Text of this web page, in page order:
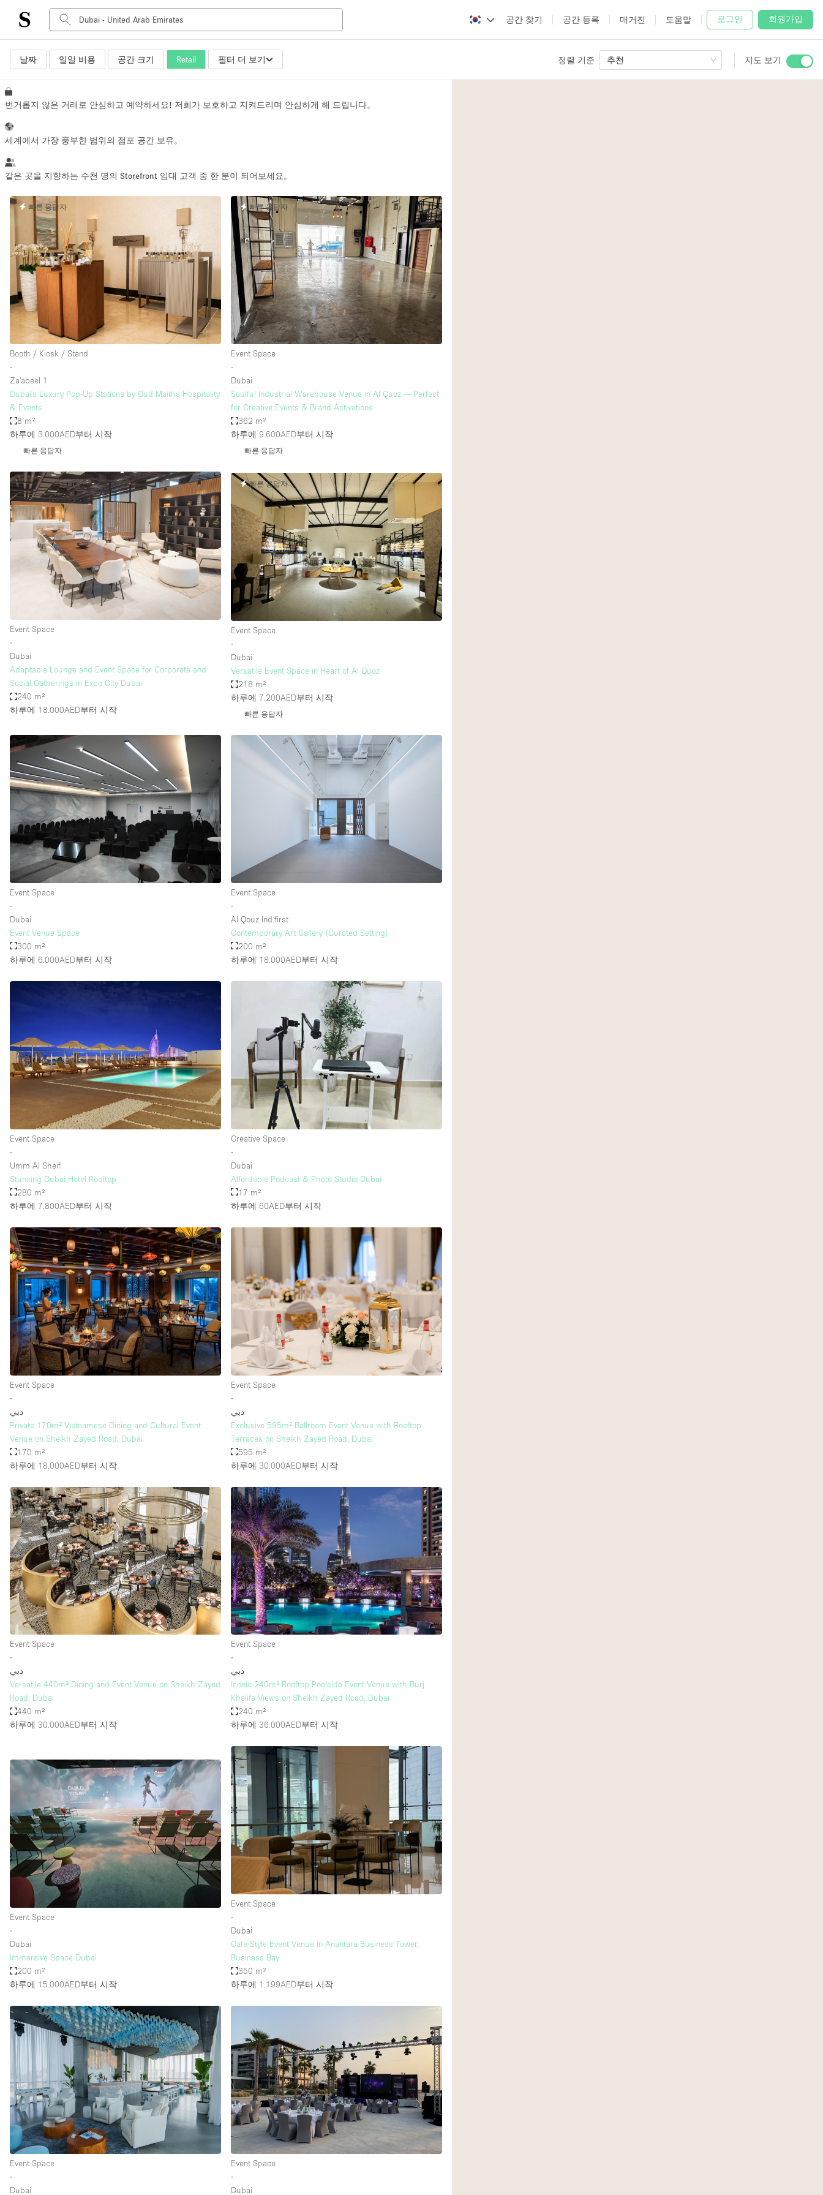
공간 찾기 공간 등록 매거진 도움말 로그인 회원가입
날짜 일일 비용 공간 크기 Retail 필터 더 보기 정렬 기준 추천 지도 보기
공간 유형 Advertisement Space
Boat
Event Space
Meeting Space
Other
Restaurant / Bar / Cafe
Salon
Stall / Market Stall
Unique Space
Air Conditioning
Electricity
Fitting Rooms
Ground Floor
Haussmann Style
Industrial
Kitchen
Lighting
Office Equipment
Raw
Stock Room
Stunning View
Toilets
Whitebox / Minimal
층 / 접근성: 지하층
위치한 거리
번거롭지 않은 거래로 안심하고 예약하세요! 저희가 보호하고 지켜드리며 안심하게 해 드립니다。
세계에서 가장 풍부한 범위의 점포 공간 보유。
같은 곳을 지향하는 수천 명의 Storefront 임대 고객 중 한 분이 되어보세요。
빠른 응답자
Booth / Kiosk / Stand
∙
Za'abeel 1
Dubai's Luxury Pop-Up Stations by Oud Maitha Hospitality
& Events
8 m²
하루에 3.000AED부터 시작
빠른 응답자
빠른 응답자
Event Space
∙
Dubai
Soulful Industrial Warehouse Venue in Al Quoz — Perfect
for Creative Events & Brand Activations
362 m²
하루에 9.600AED부터 시작
빠른 응답자
Event Space
∙
Dubai
Adaptable Lounge and Event Space for Corporate and
Social Gatherings in Expo City Dubai
240 m²
하루에 18.000AED부터 시작
빠른 응답자
Event Space
∙
Dubai
Versatile Event Space in Heart of Al Quoz
218 m²
하루에 7.200AED부터 시작
빠른 응답자
Event Space
∙
Dubai
Event Venue Space
300 m²
하루에 6.000AED부터 시작
Event Space
∙
Al Qouz Ind.first
Contemporary Art Gallery (Curated Setting)
200 m²
하루에 18.000AED부터 시작
Event Space
∙
Umm Al Sheif
Stunning Dubai Hotel Rooftop
280 m²
하루에 7.800AED부터 시작
Creative Space
∙
Dubai
Affordable Podcast & Photo Studio Dubai
17 m²
하루에 60AED부터 시작
Event Space
∙
دبي
Private 170m² Vietnamese Dining and Cultural Event
Venue on Sheikh Zayed Road, Dubai
170 m²
하루에 18.000AED부터 시작
Event Space
∙
دبي
Exclusive 595m² Ballroom Event Venue with Rooftop
Terraces on Sheikh Zayed Road, Dubai
595 m²
하루에 30.000AED부터 시작
Event Space
∙
دبي
Versatile 440m² Dining and Event Venue on Sheikh Zayed
Road, Dubai
440 m²
하루에 30.000AED부터 시작
Event Space
∙
دبي
Iconic 240m² Rooftop Poolside Event Venue with Burj
Khalifa Views on Sheikh Zayed Road, Dubai
240 m²
하루에 36.000AED부터 시작
Event Space
∙
Dubai
Immersive Space Dubai
200 m²
하루에 15.000AED부터 시작
Event Space
∙
Dubai
Cafe-Style Event Venue in Anantara Business Tower,
Business Bay
350 m²
하루에 1.199AED부터 시작
Event Space
∙
Dubai
Event Space
∙
Dubai